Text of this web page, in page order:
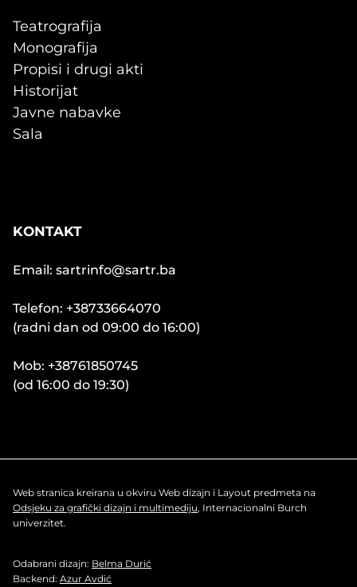
Teatrografija
Monografija
Propisi i drugi akti
Historijat
Javne nabavke
Sala
KONTAKT
Email: sartrinfo@sartr.ba
Telefon: +38733664070
(radni dan od 09:00 do 16:00)
Mob: +38761850745
(od 16:00 do 19:30)
Web stranica kreirana u okviru Web dizajn i Layout predmeta na
Odsjeku za grafički dizajn i multimediju, Internacionalni Burch
univerzitet.
Odabrani dizajn: Belma Durić
Backend: Azur Avdić